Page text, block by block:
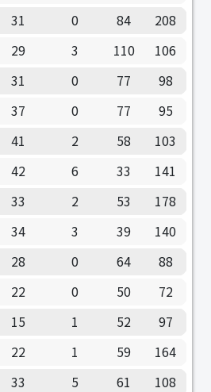
31 0 84
208
29 3 110
106
31 0 77
98
37 0 77
95
41 2 58
103
42 6 33
141
33 2 53
178
34 3 39
140
28 0 64
88
22 0 50
72
15 1 52
97
22 1 59
164
33 5 61
108